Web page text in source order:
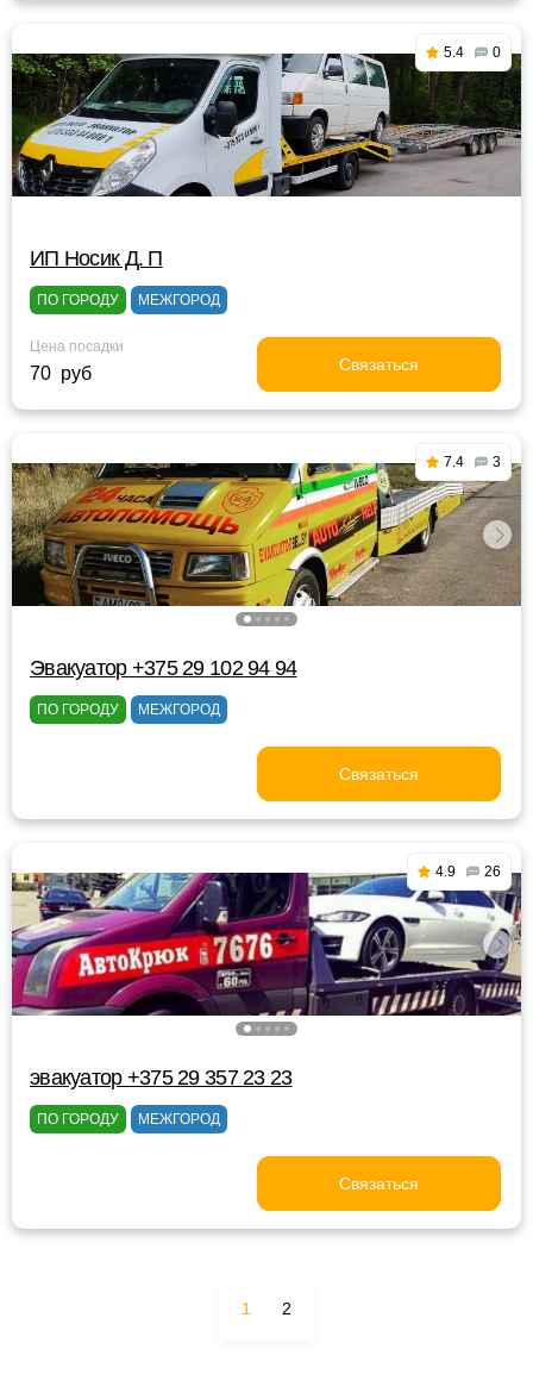
5.4 0
ИП Носик Д. П
ПО ГОРОДУ МЕЖГОРОД
Цена посадки
70 руб Связаться
7.4 3
Эвакуатор +375 29 102 94 94
ПО ГОРОДУ МЕЖГОРОД
Связаться
4.9 26
эвакуатор +375 29 357 23 23
ПО ГОРОДУ МЕЖГОРОД
Связаться
1 2